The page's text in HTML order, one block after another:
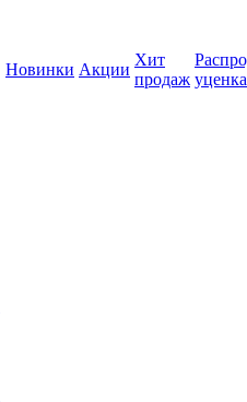
Новинки Акции
Хит
продаж уценка